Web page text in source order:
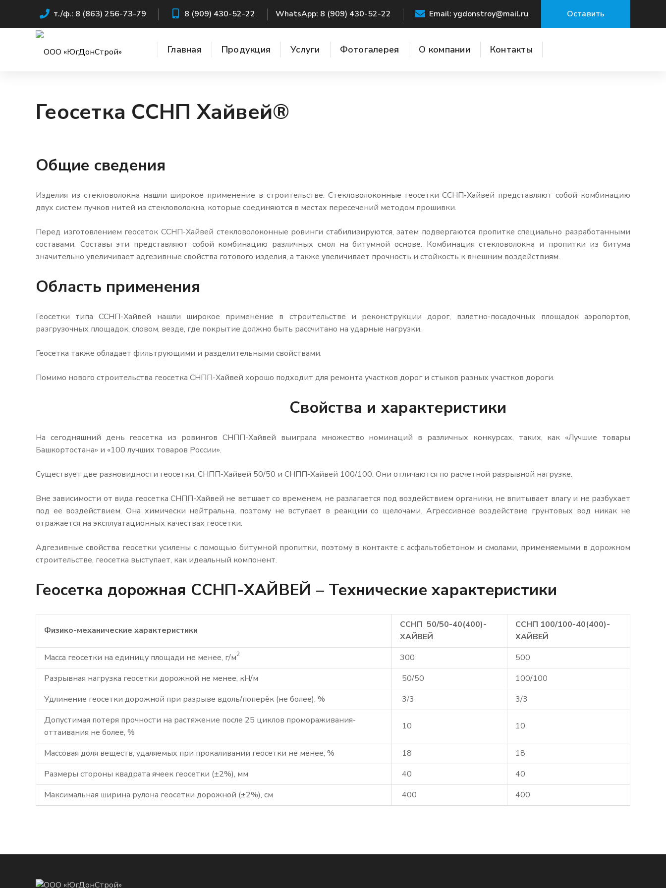
т./ф.: 8 (863) 256-73-79 8 (909) 430-52-22 WhatsApp: 8 (909) 430-52-22 Email: ygdonstroy@mail.ru Оставить
Главная Продукция Услуги Фотогалерея О компании Контакты
Геосетка ССНП Хайвей®
Общие сведения
Изделия из стекловолокна нашли широкое применение в строительстве. Стекловолоконные геосетки ССНП-Хайвей представляют собой комбинацию
двух систем пучков нитей из стекловолокна, которые соединяются в местах пересечений методом прошивки.
Перед изготовлением геосеток ССНП-Хайвей стекловолоконные ровинги стабилизируются, затем подвергаются пропитке специально разработанными
составами. Составы эти представляют собой комбинацию различных смол на битумной основе. Комбинация стекловолокна и пропитки из битума
значительно увеличивает адгезивные свойства готового изделия, а также увеличивает прочность и стойкость к внешним воздействиям.
Область применения
Геосетки типа ССНП-Хайвей нашли широкое применение в строительстве и реконструкции дорог, взлетно-посадочных площадок аэропортов,
разгрузочных площадок, словом, везде, где покрытие должно быть рассчитано на ударные нагрузки.
Геосетка также обладает фильтрующими и разделительными свойствами.
Помимо нового строительства геосетка СНПП-Хайвей хорошо подходит для ремонта участков дорог и стыков разных участков дороги.
Свойства и характеристики
На сегодняшний день геосетка из ровингов СНПП-Хайвей выиграла множество номинаций в различных конкурсах, таких, как «Лучшие товары
Башкортостана» и «100 лучших товаров России».
Существует две разновидности геосетки, СНПП-Хайвей 50/50 и СНПП-Хайвей 100/100. Они отличаются по расчетной разрывной нагрузке.
Вне зависимости от вида геосетка СНПП-Хайвей не ветшает со временем, не разлагается под воздействием органики, не впитывает влагу и не разбухает
под ее воздействием. Она химически нейтральна, поэтому не вступает в реакции со щелочами. Агрессивное воздействие грунтовых вод никак не
отражается на эксплуатационных качествах геосетки.
Адгезивные свойства геосетки усилены с помощью битумной пропитки, поэтому в контакте с асфальтобетоном и смолами, применяемыми в дорожном
строительстве, геосетка выступает, как идеальный компонент.
Геосетка дорожная ССНП-ХАЙВЕЙ – Технические характеристики
Физико-механические характеристики
ССНП 50/50-40(400)-
ХАЙВЕЙ
ССНП 100/100-40(400)-
ХАЙВЕЙ
Масса геосетки на единицу площади не менее, г/м2 300
500
Разрывная нагрузка геосетки дорожной не менее, кН/м
50/50
100/100
Удлинение геосетки дорожной при разрыве вдоль/поперёк (не более), %
3/3
3/3
Допустимая потеря прочности на растяжение после 25 циклов промораживания-
оттаивания не более, %
10 10
Массовая доля веществ, удаляемых при прокаливании геосетки не менее, % 18
18
Размеры стороны квадрата ячеек геосетки (±2%), мм
40
40
Максимальная ширина рулона геосетки дорожной (±2%), см
400 400